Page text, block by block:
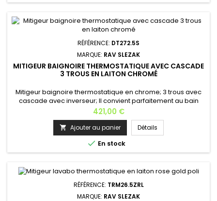
RÉFÉRENCE: DT272.5S
MARQUE: RAV SLEZAK
MITIGEUR BAIGNOIRE THERMOSTATIQUE AVEC CASCADE
3 TROUS EN LAITON CHROMÉ
Mitigeur baignoire thermostatique en chrome; 3 trous avec
cascade avec inverseur; Il convient parfaitement au bain
thérapeutique, avec tuyau rétractable de 200 cm; Mitigeur
esthétique et pratique, ce kit de finition permet une grande
liberté d'agencement puisque chaque élément s'encastre
séparément. Cet ensemble pour bain ou douche est
composé d'un...
Prix
421,00 €
 Ajouter au panier Détails
 En stock
RÉFÉRENCE: TRM26.5ZRL
MARQUE: RAV SLEZAK